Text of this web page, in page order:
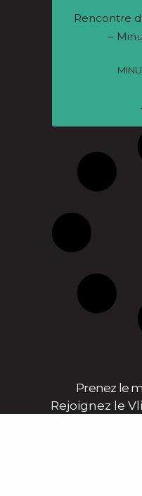
Rencontre
–
Prenez le
Rejoignez le